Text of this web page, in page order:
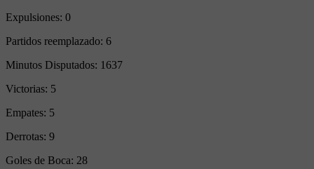
Expulsiones: 0
Partidos reemplazado: 6
Minutos Disputados: 1637
Victorias: 5
Empates: 5
Derrotas: 9
Goles de Boca: 28